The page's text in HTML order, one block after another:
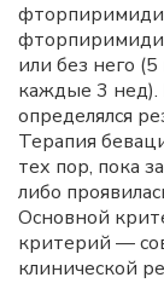
или без него
каждые 3
определялся
Терапия
тех пор, пока
либо
Основной
критерий —
клинической